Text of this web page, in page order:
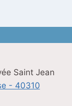
Saint Jean
- 40310